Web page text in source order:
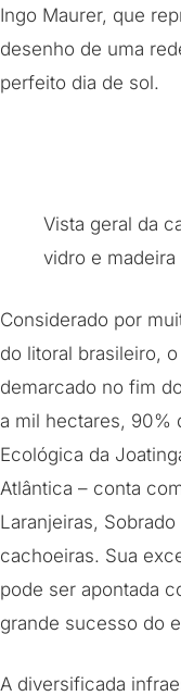
Ingo Maurer, que
desenho de uma
perfeito dia de sol.
Vista geral da
vidro e madeira
Considerado por
do litoral brasileiro,
demarcado no fim
a mil hectares, 90%
Ecológica da
Atlântica – conta
Laranjeiras,
cachoeiras. Sua
pode ser apontada
grande sucesso do
A diversificada